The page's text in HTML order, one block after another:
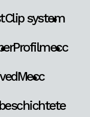
Clip system
Profilmecc